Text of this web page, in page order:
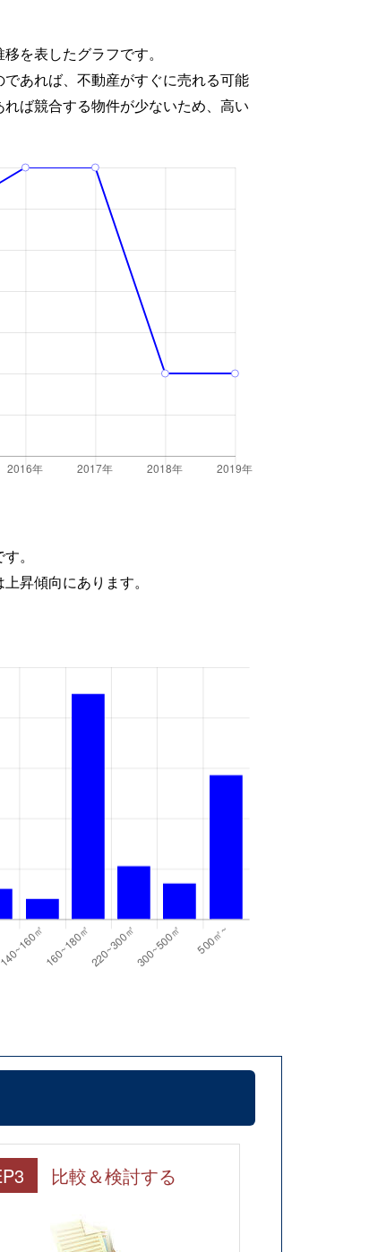
を表したグラフです。
あれば、不動産がすぐに売れる可能
ば競合する物件が少ないため、高い
。
昇傾向にあります。
比較＆検討する